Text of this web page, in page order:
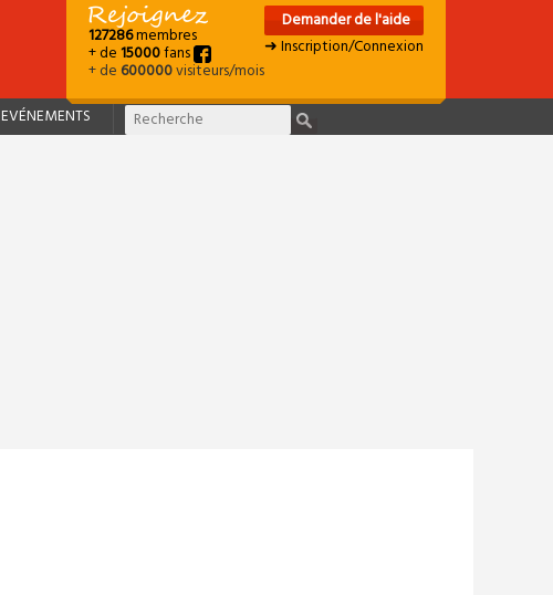
127286membres
+ de15000fans
+ de600000visiteurs/mois
Demander de l'aide
➜ Inscription/Connexion
EVÉNEMENTS